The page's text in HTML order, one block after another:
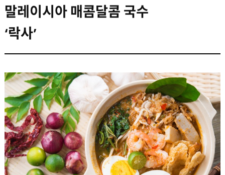
말레이시아 매콤달콤 국수
‘락사’